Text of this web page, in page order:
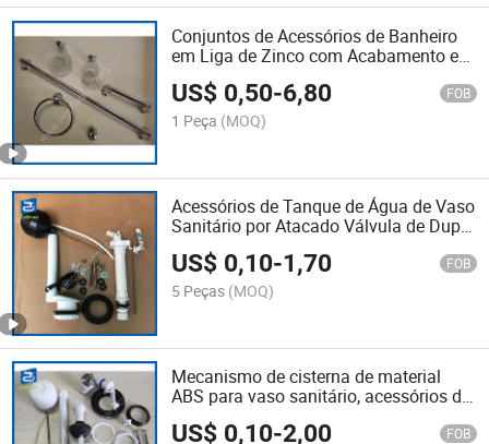
Conjuntos de Acessórios de Banheiro
em Liga de Zinco com Acabamento em
Níquel Escovado por Atacado na China
US$ 0,50-6,80 FOB
1 Peça (MOQ)
Acessórios de Tanque de Água de Vaso
Sanitário por Atacado Válvula de Duplo
Acionamento para Banheiro
US$ 0,10-1,70 FOB
5 Peças (MOQ)
Mecanismo de cisterna de material
ABS para vaso sanitário, acessórios de
descarga por sifão
US$ 0,10-2,00 FOB